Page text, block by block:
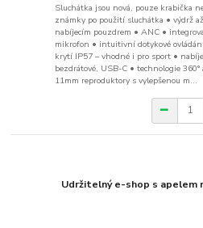
Sluchátka jsou nová, pouze krabička
známky po použití sluchátka • výdrž
nabíjecím pouzdrem • ANC •
mikrofon • intuitivní dotykové
krytí IP57 – vhodné i pro sport •
bezdrátové, USB-C • technologie 360°
11mm reproduktory s vylepšenou m...
Udržitelný e-shop s apelem